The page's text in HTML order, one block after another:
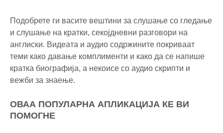
Подобрете ги васите вештини за слушање со гледање
и слушање на кратки, секојдневни разговори на
англиски. Видеата и аудио содржините покриваат
теми како давање комплименти и како да се напише
кратка биографија, а некоисе со аудио скрипти и
вежби за знаење.
ОВАА ПОПУЛАРНА АПЛИКАЦИЈА КЕ ВИ
ПОМОГНЕ